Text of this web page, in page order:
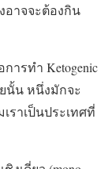
อาจจะต้องกิน
ารทำ Ketogenic
นั้น หนึ่งมักจะ
ราเป็นประเทศที่